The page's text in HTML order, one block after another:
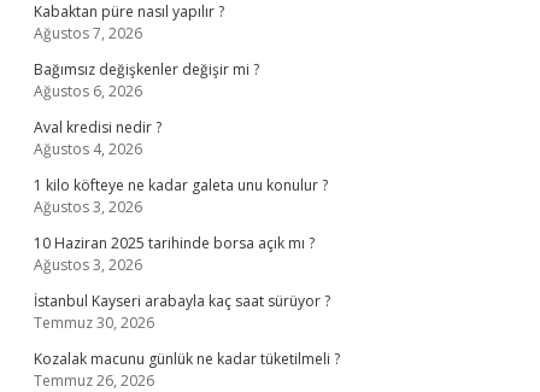
Kabaktan püre nasıl yapılır ?
Ağustos 7, 2026
Bağımsız değişkenler değişir mi ?
Ağustos 6, 2026
Aval kredisi nedir ?
Ağustos 4, 2026
1 kilo köfteye ne kadar galeta unu konulur ?
Ağustos 3, 2026
10 Haziran 2025 tarihinde borsa açık mı ?
Ağustos 3, 2026
İstanbul Kayseri arabayla kaç saat sürüyor ?
Temmuz 30, 2026
Kozalak macunu günlük ne kadar tüketilmeli ?
Temmuz 26, 2026